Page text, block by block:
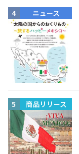
ニュース
商品リリース